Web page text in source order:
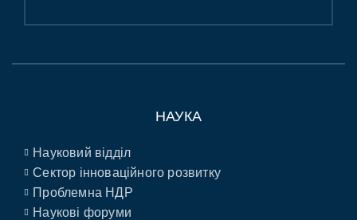
НАУКА
Науковий відділ
Сектор інноваційного розвитку
Проблемна НДР
Наукові форуми